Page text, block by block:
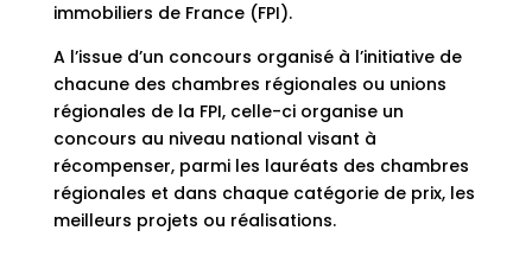
immobiliers de France (FPI).
A l’issue d’un concours organisé à l’initiative de
chacune des chambres régionales ou unions
régionales de la FPI, celle-ci organise un
concours au niveau national visant à
récompenser, parmi les lauréats des chambres
régionales et dans chaque catégorie de prix, les
meilleurs projets ou réalisations.